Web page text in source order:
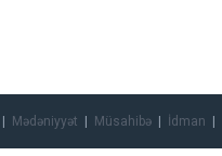
Mədəniyyət Müsahibə İdman